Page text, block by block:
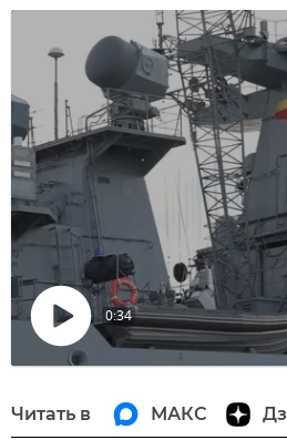
Воспроизвести
0:34
Читать в МАКС